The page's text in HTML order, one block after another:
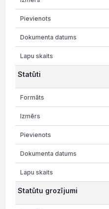
Statūti
Statūtu grozījumi